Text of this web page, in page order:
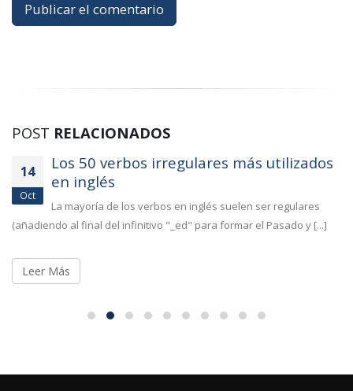
POST RELACIONADOS
14
Oct
Los 50 verbos irregulares más utilizados
en inglés
La mayoría de los verbos en inglés suelen ser regulares
(añadiendo al final del infinitivo "_ed" para formar el Pasado y [...]
Leer Más